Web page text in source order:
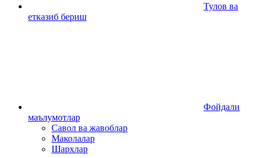
Тулов ва
етказиб бериш
Фойдали
маълумотлар
Савол ва жавоблар
Маколалар
Шархлар